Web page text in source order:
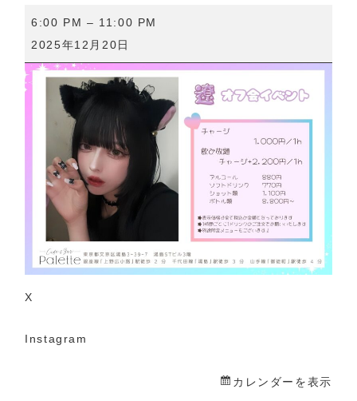
フ
会
6:00 PM – 11:00 PM
2025年12月20日
X
Instagram
カレンダーを表示